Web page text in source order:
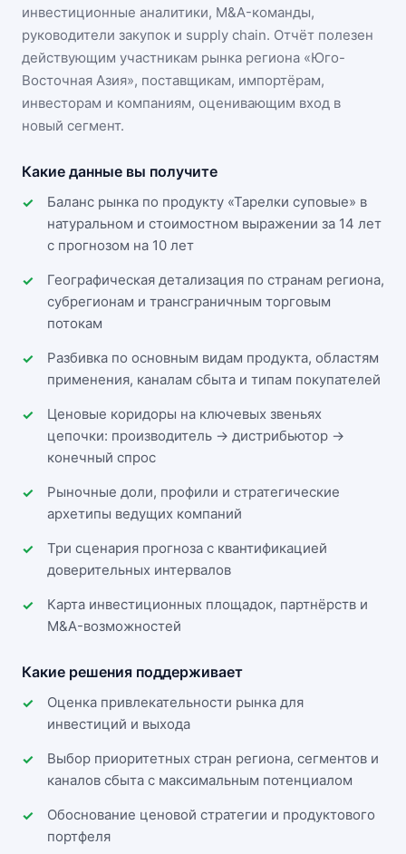
инвестиционные аналитики, M&A-команды,
руководители закупок и supply chain. Отчёт полезен
действующим участникам рынка региона «Юго-
Восточная Азия», поставщикам, импортёрам,
инвесторам и компаниям, оценивающим вход в
новый сегмент.
Какие данные вы получите
Баланс рынка по продукту «Тарелки суповые» в
натуральном и стоимостном выражении за 14 лет
с прогнозом на 10 лет
Географическая детализация по странам региона,
субрегионам и трансграничным торговым
потокам
Разбивка по основным видам продукта, областям
применения, каналам сбыта и типам покупателей
Ценовые коридоры на ключевых звеньях
цепочки: производитель → дистрибьютор →
конечный спрос
Рыночные доли, профили и стратегические
архетипы ведущих компаний
Три сценария прогноза с квантификацией
доверительных интервалов
Карта инвестиционных площадок, партнёрств и
M&A-возможностей
Какие решения поддерживает
Оценка привлекательности рынка для
инвестиций и выхода
Выбор приоритетных стран региона, сегментов и
каналов сбыта с максимальным потенциалом
Обоснование ценовой стратегии и продуктового
портфеля